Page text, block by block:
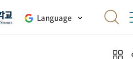
Language